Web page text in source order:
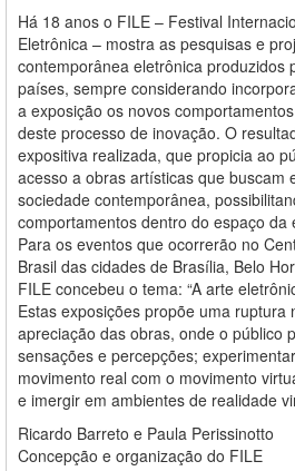
Há 18 anos o FILE – Festival
Eletrônica – mostra as pesquisas e
contemporânea eletrônica produzidos
países, sempre considerando
a exposição os novos
deste processo de inovação. O
expositiva realizada, que propicia ao
acesso a obras artísticas que buscam
sociedade contemporânea,
comportamentos dentro do espaço da
Para os eventos que ocorrerão no
Brasil das cidades de Brasília, Belo
FILE concebeu o tema: “A arte
Estas exposições propõe uma ruptura
apreciação das obras, onde o público
sensações e percepções;
movimento real com o movimento
e imergir em ambientes de realidade
Ricardo Barreto e Paula Perissinotto
Concepção e organização do FILE